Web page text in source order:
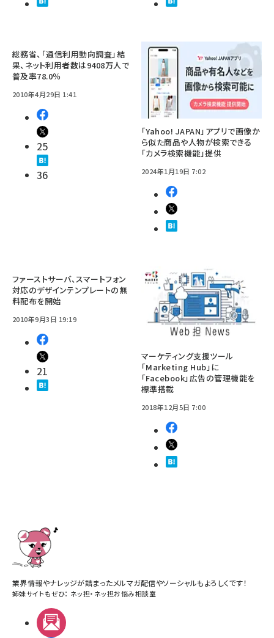
総務省、「通信利用動向調査」結
果、ネット利用者数は9408万人で
普及率78.0％
2010年4月29日 1:41
25
36
「Yahoo! JAPAN」アプリで画像か
ら似た商品や人物が検索できる
「カメラ検索機能」提供
2024年1月19日 7:02
ファーストサーバ、スマートフォン
対応のデザインテンプレートの無
料配布を開始
2010年9月3日 19:19
21
マーケティング支援ツール
「Marketing Hub」に
「Facebook」広告の管理機能を
標準搭載
2018年12月5日 7:00
業界情報やナレッジが詰まったメルマガ配信やソーシャルもよろしくです！
姉妹サイトもぜひ： ネッ担・ ネッ担お悩み相談室